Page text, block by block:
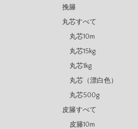
挽籐
丸芯すべて
丸芯10m
丸芯15kg
丸芯1kg
丸芯（漂白色）
丸芯500g
皮籐すべて
皮籐10m